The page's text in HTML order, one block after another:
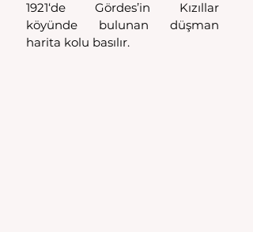
1921‘de Gördes’in Kızıllar
köyünde bulunan düşman
harita kolu basılır.